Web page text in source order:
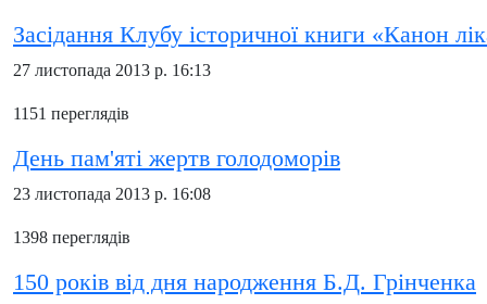
Засідання Клубу історичної книги «Канон
27 листопада 2013 р. 16:13
1151 переглядів
День пам'яті жертв голодоморів
23 листопада 2013 р. 16:08
1398 переглядів
150 років від дня народження Б.Д. Грінченка